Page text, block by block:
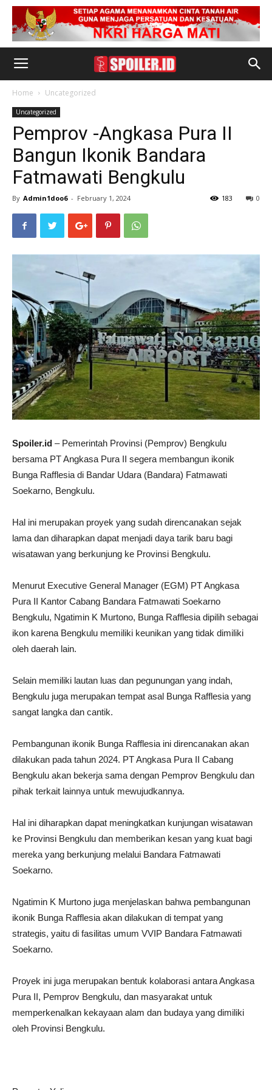
Home Uncategorized
Uncategorized
Pemprov -Angkasa Pura II
Bangun Ikonik Bandara
Fatmawati Bengkulu
By Admin1doo6 - February 1, 2024 0
183
Spoiler.id – Pemerintah Provinsi (Pemprov) Bengkulu
bersama PT Angkasa Pura II segera membangun ikonik
Bunga Rafflesia di Bandar Udara (Bandara) Fatmawati
Soekarno, Bengkulu.
Hal ini merupakan proyek yang sudah direncanakan sejak
lama dan diharapkan dapat menjadi daya tarik baru bagi
wisatawan yang berkunjung ke Provinsi Bengkulu.
Menurut Executive General Manager (EGM) PT Angkasa
Pura II Kantor Cabang Bandara Fatmawati Soekarno
Bengkulu, Ngatimin K Murtono, Bunga Rafflesia dipilih sebagai
ikon karena Bengkulu memiliki keunikan yang tidak dimiliki
oleh daerah lain.
Selain memiliki lautan luas dan pegunungan yang indah,
Bengkulu juga merupakan tempat asal Bunga Rafflesia yang
sangat langka dan cantik.
Pembangunan ikonik Bunga Rafflesia ini direncanakan akan
dilakukan pada tahun 2024. PT Angkasa Pura II Cabang
Bengkulu akan bekerja sama dengan Pemprov Bengkulu dan
pihak terkait lainnya untuk mewujudkannya.
Hal ini diharapkan dapat meningkatkan kunjungan wisatawan
ke Provinsi Bengkulu dan memberikan kesan yang kuat bagi
mereka yang berkunjung melalui Bandara Fatmawati
Soekarno.
Ngatimin K Murtono juga menjelaskan bahwa pembangunan
ikonik Bunga Rafflesia akan dilakukan di tempat yang
strategis, yaitu di fasilitas umum VVIP Bandara Fatmawati
Soekarno.
Proyek ini juga merupakan bentuk kolaborasi antara Angkasa
Pura II, Pemprov Bengkulu, dan masyarakat untuk
memperkenalkan kekayaan alam dan budaya yang dimiliki
oleh Provinsi Bengkulu.